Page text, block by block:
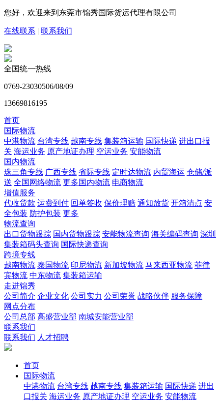
您好，欢迎来到东莞市锦秀国际货运代理有限公司
在线联系 | 联系我们
全国统一热线
0769-23030506/08/09
13669816195
首页
国际物流
中港物流 台湾专线 越南专线 集装箱运输 国际快递 进出口报
关 海运业务 原产地证办理 空运业务 安能物流
国内物流
珠三角专线 广西专线 省际专线 定时达物流 内贸海运 仓储/派
送 全国网络物流 更多国内物流 电商物流
增值服务
代收货款 运费到付 回单签收 保价理赔 通知放货 开箱清点 安
全包装 防护包装 更多
物流查询
出口货物跟踪 国内货物跟踪 安能物流查询 海关编码查询 深圳
集装箱码头查询 国际快递查询
跨境专线
越南物流 泰国物流 印尼物流 新加坡物流 马来西亚物流 菲律
宾物流 中东物流 集装箱运输
走进锦秀
公司简介 企业文化 公司实力 公司荣誉 战略伙伴 服务保障
网点分布
公司总部 高盛营业部 南城安能营业部
联系我们
联系我们 人才招聘
首页
国际物流
中港物流 台湾专线 越南专线 集装箱运输 国际快递 进出
口报关 海运业务 原产地证办理 空运业务 安能物流